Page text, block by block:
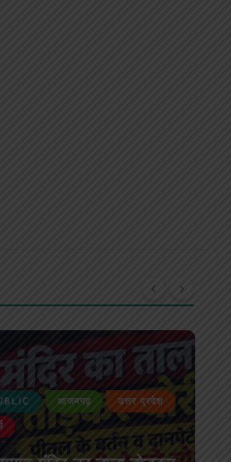
PUBLIC आजमगढ़ उत्तर प्रदेश
दुर्घटना
आजमगढ़: दो सड़क हादसों में ई-